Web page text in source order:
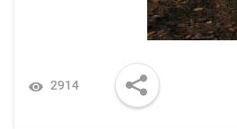
2914